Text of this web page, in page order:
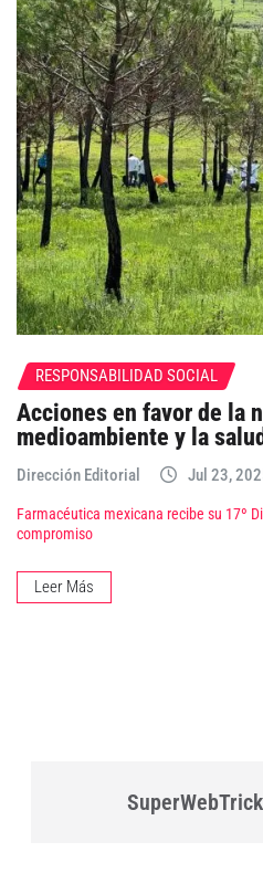
RESPONSABILIDAD SOCIAL
Acciones en favor de la
medioambiente y la salud
Dirección Editorial Jul 23,
Farmacéutica mexicana recibe su 17º
compromiso
Leer Más